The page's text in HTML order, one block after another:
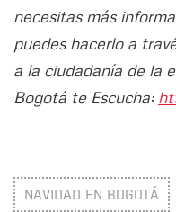
necesitas más
puedes hacerlo a
a la ciudadanía de la
Bogotá te Escucha:
NAVIDAD EN BOGOTÁ